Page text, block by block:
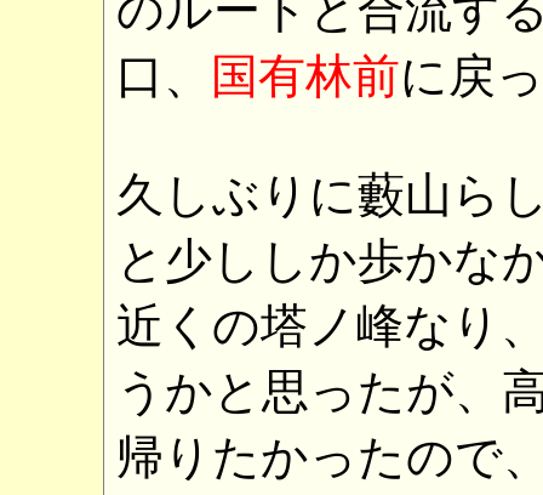
口、
国有林前に戻
久しぶりに藪山ら
と少ししか歩かな
近くの塔ノ峰なり
うかと思ったが、
帰りたかったので